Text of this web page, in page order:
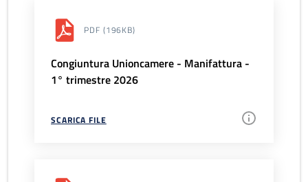
PDF (196KB)
Congiuntura Unioncamere - Manifattura -
1° trimestre 2026
SCARICA FILE